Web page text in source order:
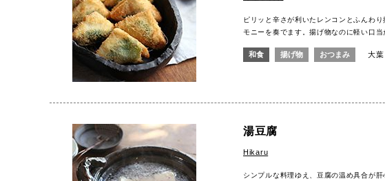
ピリッと辛さが利いたレンコンとふんわ
モニーを奏でます。揚げ物なのに軽い口
和食 揚げ物 おつまみ 大葉
湯豆腐
Hikaru
シンプルな料理ゆえ、豆腐の温め具合が